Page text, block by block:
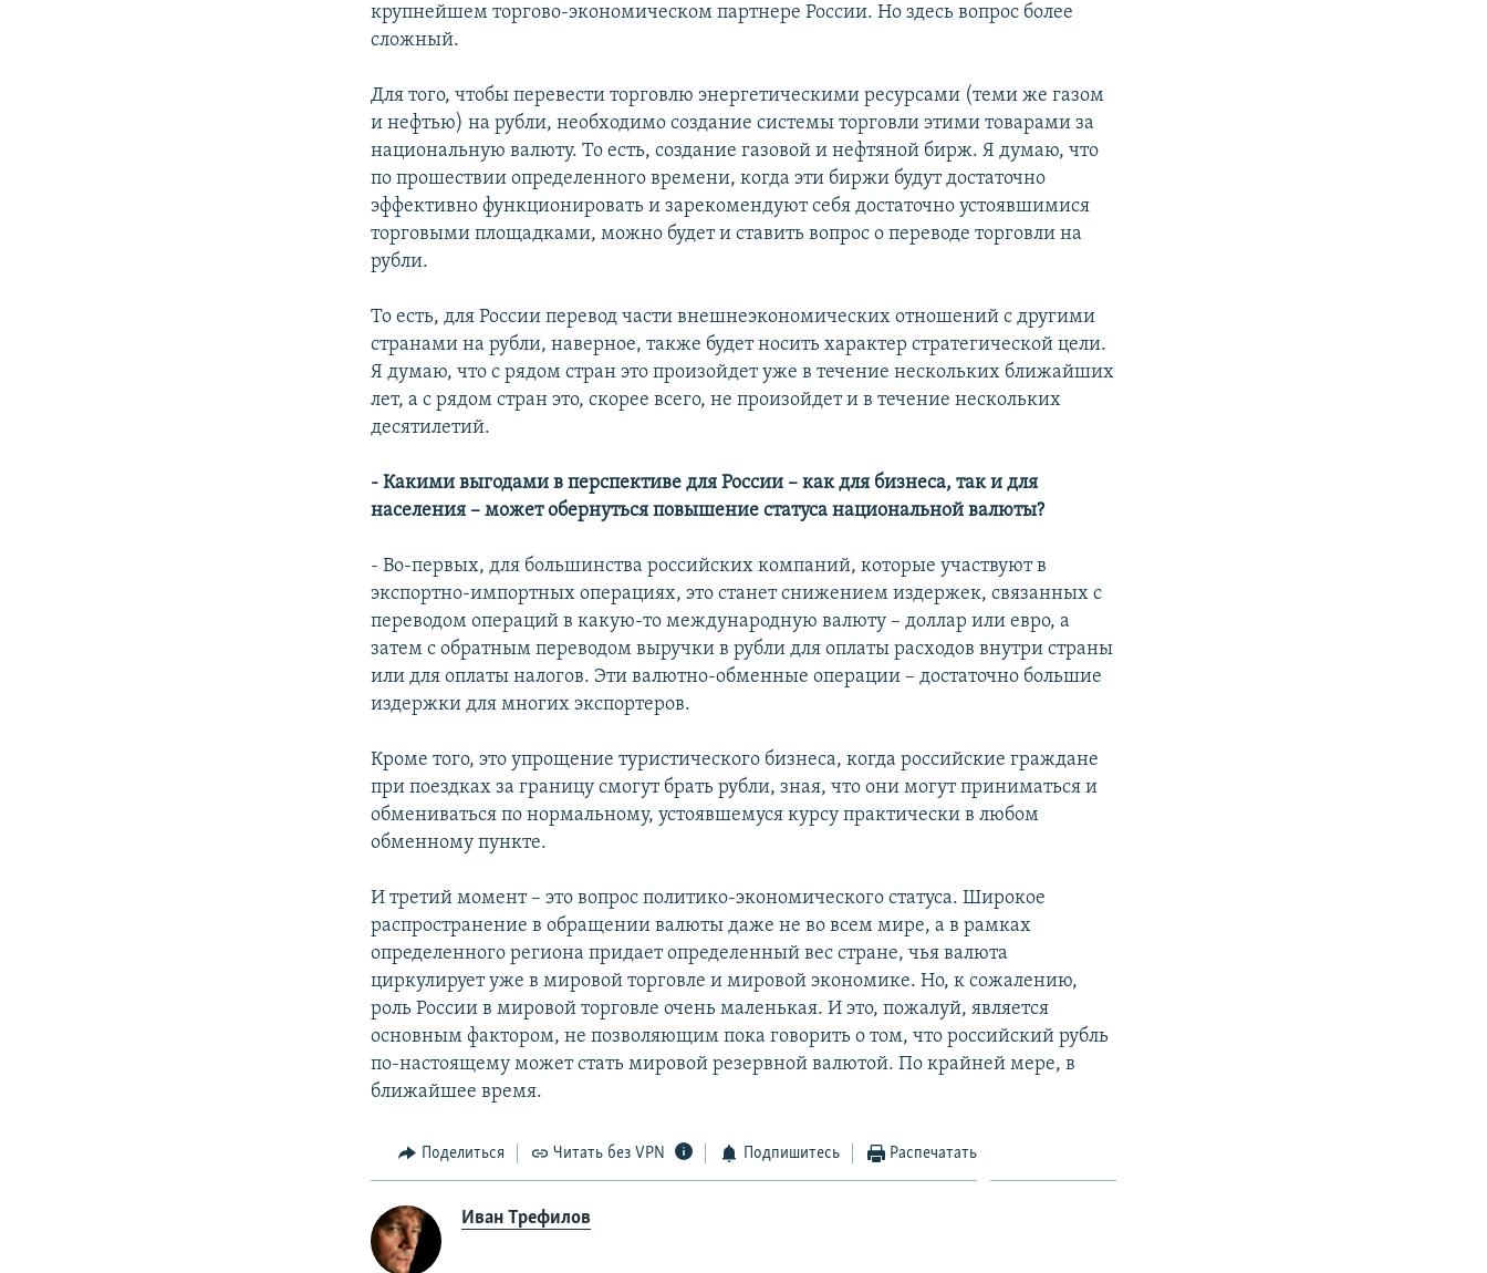
крупнейшем торгово-экономическом партнере России. Но здесь вопрос более
сложный.
Для того, чтобы перевести торговлю энергетическими ресурсами (теми же газом
и нефтью) на рубли, необходимо создание системы торговли этими товарами за
национальную валюту. То есть, создание газовой и нефтяной бирж. Я думаю, что
по прошествии определенного времени, когда эти биржи будут достаточно
эффективно функционировать и зарекомендуют себя достаточно устоявшимися
торговыми площадками, можно будет и ставить вопрос о переводе торговли на
рубли.
То есть, для России перевод части внешнеэкономических отношений с другими
странами на рубли, наверное, также будет носить характер стратегической цели.
Я думаю, что с рядом стран это произойдет уже в течение нескольких ближайших
лет, а с рядом стран это, скорее всего, не произойдет и в течение нескольких
десятилетий.
- Какими выгодами в перспективе для России – как для бизнеса, так и для
населения – может обернуться повышение статуса национальной валюты?
- Во-первых, для большинства российских компаний, которые участвуют в
экспортно-импортных операциях, это станет снижением издержек, связанных с
переводом операций в какую-то международную валюту – доллар или евро, а
затем с обратным переводом выручки в рубли для оплаты расходов внутри страны
или для оплаты налогов. Эти валютно-обменные операции – достаточно большие
издержки для многих экспортеров.
Кроме того, это упрощение туристического бизнеса, когда российские граждане
при поездках за границу смогут брать рубли, зная, что они могут приниматься и
обмениваться по нормальному, устоявшемуся курсу практически в любом
обменному пункте.
И третий момент – это вопрос политико-экономического статуса. Широкое
распространение в обращении валюты даже не во всем мире, а в рамках
определенного региона придает определенный вес стране, чья валюта
циркулирует уже в мировой торговле и мировой экономике. Но, к сожалению,
роль России в мировой торговле очень маленькая. И это, пожалуй, является
основным фактором, не позволяющим пока говорить о том, что российский рубль
по-настоящему может стать мировой резервной валютой. По крайней мере, в
ближайшее время.
Поделиться Читать без VPN Подпишитесь Распечатать
Иван Трефилов